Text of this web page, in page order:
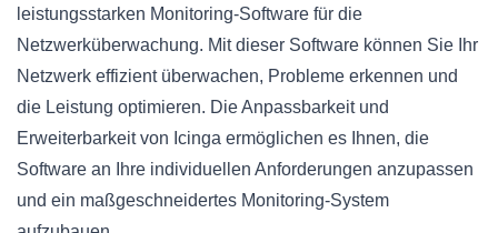
leistungsstarken Monitoring-Software für die
Netzwerküberwachung. Mit dieser Software können Sie Ihr
Netzwerk effizient überwachen, Probleme erkennen und
die Leistung optimieren. Die Anpassbarkeit und
Erweiterbarkeit von Icinga ermöglichen es Ihnen, die
Software an Ihre individuellen Anforderungen anzupassen
und ein maßgeschneidertes Monitoring-System